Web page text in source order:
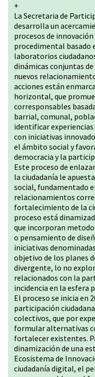
+
La Secretaria de
desarrolla un
procesos de
procedimental basado
laboratorios
dinámicas conjuntas
nuevos
acciones están
horizontal, que
corresponsables
barrial, comunal,
identificar
con iniciativas
el ámbito social y
democracia y la
Este proceso de
la ciudadanía le
social, fundamentado
relacionamientos
fortalecimiento de la
proceso está
que incorporan
o pensamiento de
iniciativas
objetivo de los planes
divergente, lo no
relacionados con la
incidencia en la esfera
El proceso se inicia en
participación
colectivos, que por
formular alternativas
fortalecer existentes.
dinamización de una
Ecosistema de
ciudadanía digital, el